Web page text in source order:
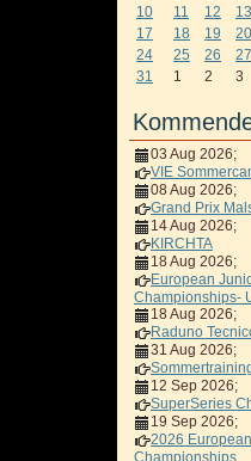
10
11 12 13
17
18 19 20
24
25 26 27
31
1 2 3
03 Aug 2026;
VIE
08 Aug 2026;
Grand Prix
14 Aug 2026;
KIRCHTA
18 Aug 2026;
European
Championships-
18 Aug 2026;
Raduno
31 Aug 2026;
12 Sep 2026;
SuperSeries
19 Sep 2026;
2026
Championships